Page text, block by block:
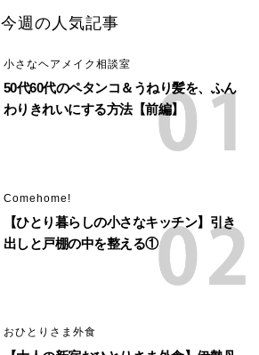
今週の人気記事
小さなヘアメイク相談室
50代60代のペタンコ＆うねり髪を、ふん
わりきれいにする方法【前編】
Comehome!
【ひとり暮らしの小さなキッチン】引き
出しと戸棚の中を整える①
おひとりさま外食